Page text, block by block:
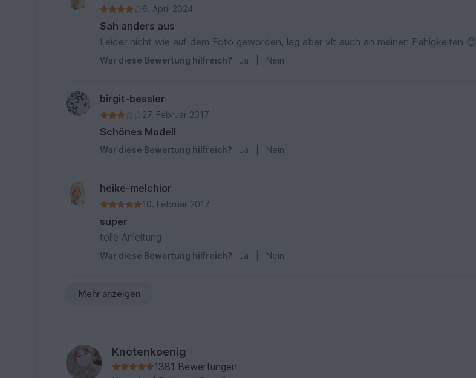
6. April 2024
Sah anders aus
Leider nicht wie auf dem Foto geworden, lag aber vlt auch an meinen Fähigkeiten 😊
War diese Bewertung hilfreich? Ja Nein
birgit-bessler
27. Februar 2017
Schönes Modell
War diese Bewertung hilfreich? Ja Nein
heike-melchior
10. Februar 2017
super
tolle Anleitung
War diese Bewertung hilfreich? Ja Nein
Mehr anzeigen
Knotenkoenig
1381 Bewertungen